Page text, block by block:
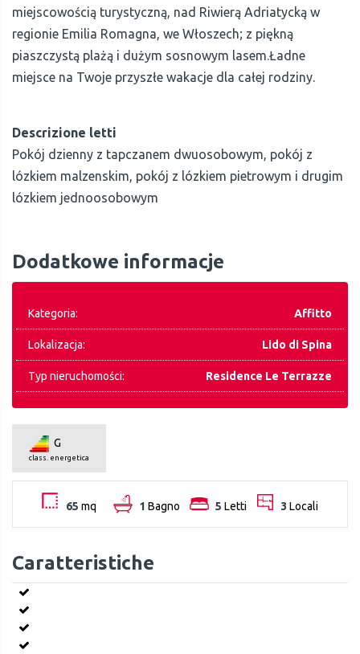
miejscowością turystyczną, nad Riwierą Adriatycką w
regionie Emilia Romagna, we Włoszech; z piękną
piaszczystą plażą i dużym sosnowym lasem.Ładne
miejsce na Twoje przyszłe wakacje dla całej rodziny.
Descrizione letti
Pokój dzienny z tapczanem dwuosobowym, pokój z
lózkiem malzenskim, pokój z lózkiem pietrowym i drugim
lózkiem jednoosobowym
Dodatkowe informacje
Kategoria: Affitto
Lokalizacja: Lido di Spina
Typ nieruchomości: Residence Le Terrazze
G
class. energetica
65 mq 1 Bagno 5 Letti 3 Locali
Caratteristiche